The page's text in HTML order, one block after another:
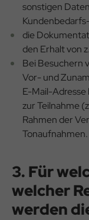
sonstigen
die
den Erhalt von
Bei Besuchern
Vor- und
E-Mail-
zur Teilnahme
Rahmen der
Tonaufnahmen.
3. Für
welcher
werden